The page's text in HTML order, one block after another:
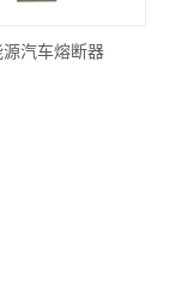
源汽车熔断器